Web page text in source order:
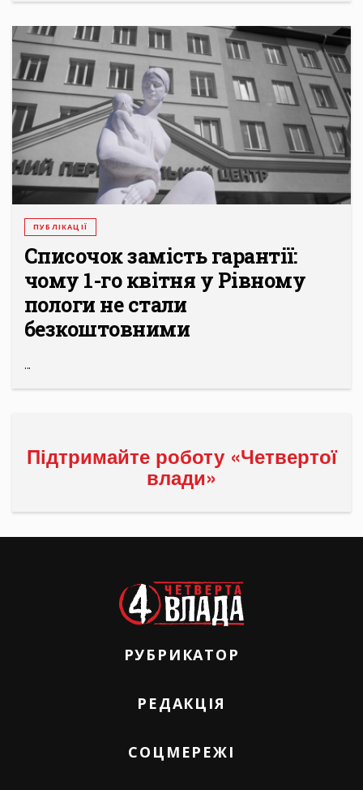
ПУБЛІКАЦІЇ
Списочок замість гарантії:
чому 1-го квітня у Рівному
пологи не стали
безкоштовними
...
Підтримайте роботу «Четвертої
влади»
РУБРИКАТОР
РЕДАКЦІЯ
СОЦМЕРЕЖІ